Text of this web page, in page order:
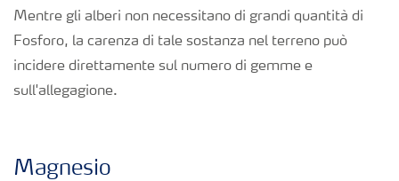
Strumenti e servizi
Sicurezza dei fertilizzanti
Calcolatore efficienza Azoto
Mentre gli alberi non necessitano di grandi quantità di
Fosforo, la carenza di tale sostanza nel terreno può
incidere direttamente sul numero di gemme e
sull'allegagione.
Magnesio